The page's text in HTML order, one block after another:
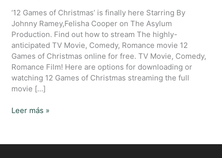
‘12 Games of Christmas’ is finally here Starring By
Johnny Ramey,Felisha Cooper on The Asylum
Production. Find out how to stream The highly-
anticipated TV Movie, Comedy, Romance movie 12
Games of Christmas online for free. TV Movie, Comedy,
Romance Film! Here are options for downloading or
watching 12 Games of Christmas streaming the full
movie […]
Full
Movie
Leer más »